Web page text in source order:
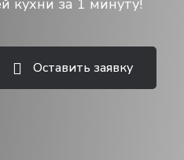
Оставить заявку